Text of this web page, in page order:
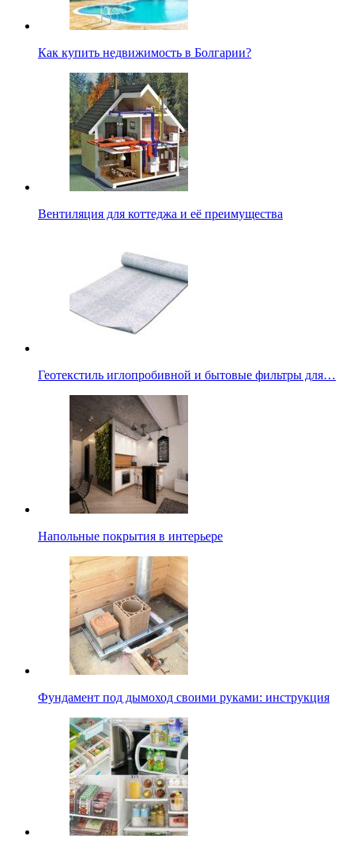
Как купить недвижимость в Болгарии?
Вентиляция для коттеджа и её преимущества
Геотекстиль иглопробивной и бытовые фильтры для…
Напольные покрытия в интерьере
Фундамент под дымоход своими руками: инструкция